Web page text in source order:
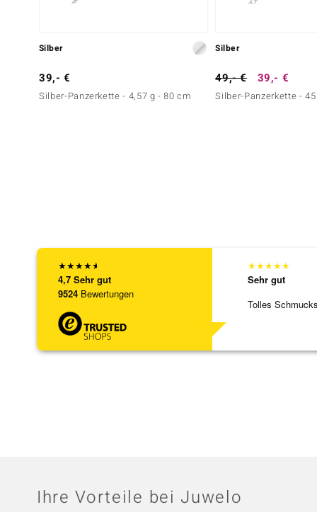
Silber
39,- €
Silber-Panzerkette - 4,57 g - 80 cm
Silber
49,- € 39,- €
Silber-Panzerkette -
★★★★★
4,7 Sehr gut
9524 Bewertungen
★★★★★
Sehr gut
Tolles
Ihre Vorteile bei Juwelo